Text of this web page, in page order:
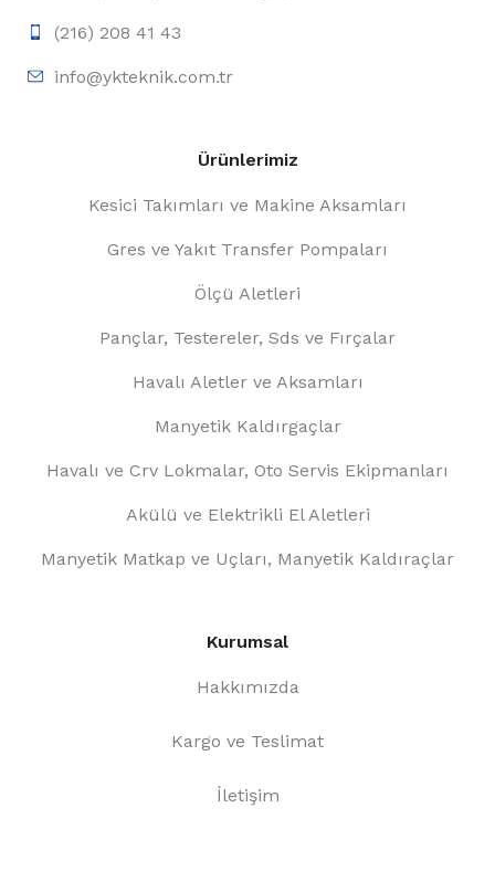
(216) 208 41 43
info@ykteknik.com.tr
Ürünlerimiz
Kesici Takımları ve Makine Aksamları
Gres ve Yakıt Transfer Pompaları
Ölçü Aletleri
Pançlar, Testereler, Sds ve Fırçalar
Havalı Aletler ve Aksamları
Manyetik Kaldırgaçlar
Havalı ve Crv Lokmalar, Oto Servis Ekipmanları
Akülü ve Elektrikli El Aletleri
Manyetik Matkap ve Uçları, Manyetik Kaldıraçlar
Kurumsal
Hakkımızda
Kargo ve Teslimat
İletişim